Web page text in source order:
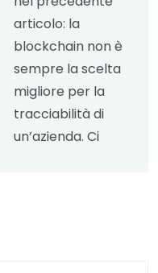
articolo: la
blockchain non è
sempre la scelta
migliore per la
tracciabilità di
un’azienda. Ci